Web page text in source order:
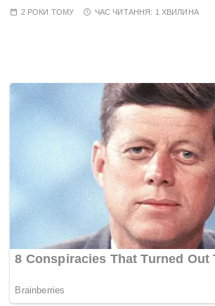
2 РОКИ ТОМУ ЧАС ЧИТАННЯ: 1 ХВИЛИНА